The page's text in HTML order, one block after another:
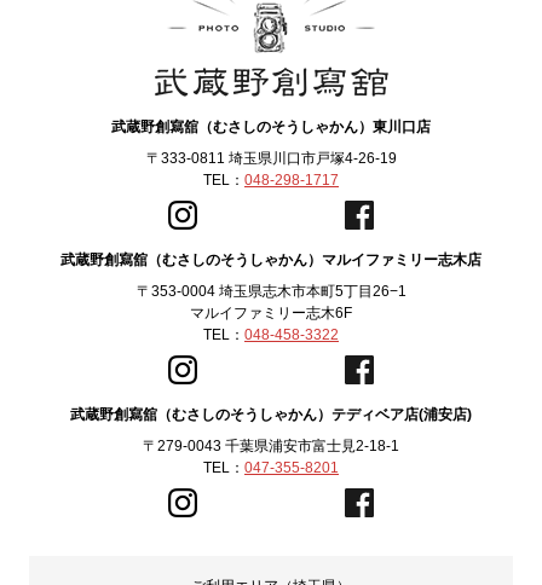
武蔵野創寫舘（むさしのそうしゃかん）東川口店
〒333-0811 埼玉県川口市戸塚4-26-19
TEL： 048-298-1717
武蔵野創寫舘（むさしのそうしゃかん）マルイファミリー志木店
〒353-0004 埼玉県志木市本町5丁目26−1
マルイファミリー志木6F
TEL： 048-458-3322
武蔵野創寫舘（むさしのそうしゃかん）テディベア店(浦安店)
〒279-0043 千葉県浦安市富士見2-18-1
TEL： 047-355-8201